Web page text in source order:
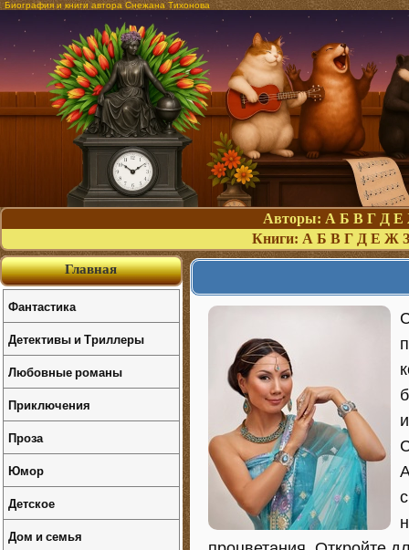
Биография и книги автора Снежана Тихонова
Авторы: А Б В Г Д Е
Книги: А Б В Г Д Е Ж З
Главная
Фантастика
Детективы и Триллеры
Любовные романы
Приключения
Проза
Юмор
Детское
Дом и семья